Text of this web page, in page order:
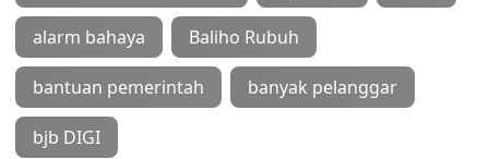
alarm bahaya Baliho Rubuh
bantuan pemerintah banyak pelanggar
bjb DIGI